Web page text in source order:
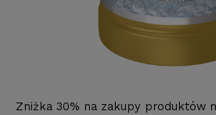
Zniżka 30% na zakupy produktów